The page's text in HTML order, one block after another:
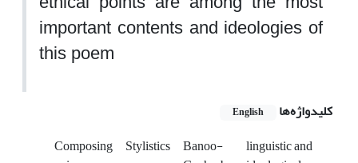
important contents and ideologies of
this poem
کلیدواژه‌ها English
Composing Stylistics Banoo-
linguistic and